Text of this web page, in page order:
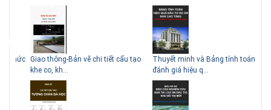
Giao thông-Bản vẽ chi tiết cấu tạo
khe co, kh...
Thuyết minh và Bảng tính toán
đánh giá hiệu q...